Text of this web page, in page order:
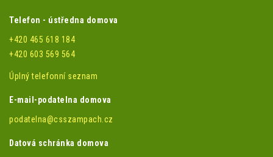
Telefon - ústředna domova
+420 465 618 184
+420 603 569 564
Úplný telefonní seznam
E-mail-podatelna domova
podatelna@csszampach.cz
Datová schránka domova